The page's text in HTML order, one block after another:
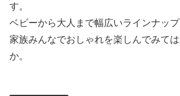
す。
ベビーから大人まで幅広いラインナップ
家族みんなでおしゃれを楽しんでみて
か。